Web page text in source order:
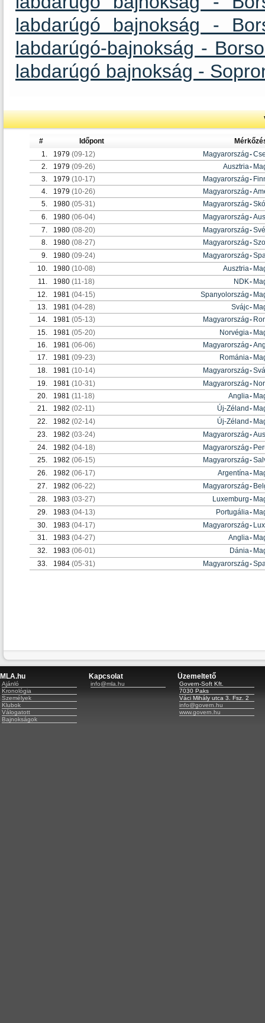
labdarúgó bajnokság -
labdarúgó-bajnokság -
labdarúgó bajnokság -
# Időpont
1.
1979 (09-12) Magyarország-
2.
1979 (09-26) Ausztria-
3.
1979 (10-17) Magyarország-
4.
1979 (10-26) Magyarország-
5.
1980 (05-31) Magyarország-
6.
1980 (06-04) Magyarország-
7.
1980 (08-20) Magyarország-
8.
1980 (08-27) Magyarország-
9.
1980 (09-24) Magyarország-
10.
1980 (10-08) Ausztria-
11.
1980 (11-18) NDK-
12.
1981 (04-15) Spanyolország-
13.
1981 (04-28) Svájc-
14.
1981 (05-13) Magyarország-
15.
1981 (05-20) Norvégia-
16.
1981 (06-06) Magyarország-
17.
1981 (09-23) Románia-
18.
1981 (10-14) Magyarország-
19.
1981 (10-31) Magyarország-
20.
1981 (11-18) Anglia-
21.
1982 (02-11) Új-Zéland -
22.
1982 (02-14) Új-Zéland -
23.
1982 (03-24) Magyarország-
24.
1982 (04-18) Magyarország-
25.
1982 (06-15) Magyarország-
26.
1982 (06-17) Argentína-
27.
1982 (06-22) Magyarország-
28.
1983 (03-27) Luxemburg-
29.
1983 (04-13) Portugália-
30.
1983 (04-17) Magyarország-
31.
1983 (04-27) Anglia-
32.
1983 (06-01) Dánia-
33.
1984 (05-31) Magyarország-
MLA.hu
Ajánló
Kronológia
Személyek
Klubok
Válogatott
Bajnokságok
Kapcsolat
info@mla.hu
Üzemeltető
Govern-Soft Kft.
7030 Paks
Váci Mihály utca 3. Fsz. 2
info@govern.hu
www.govern.hu